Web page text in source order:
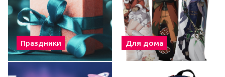
Праздники Для дома